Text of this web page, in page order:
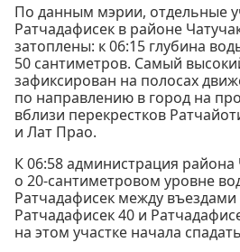
По данным мэрии, отдельные
Ратчадафисек в районе
затоплены: к 06:15 глубина
50 сантиметров. Самый
зафиксирован на полосах
по направлению в город на
вблизи перекрестков
и Лат Прао.
К 06:58 администрация
о 20-сантиметровом уровне
Ратчадафисек между
Ратчадафисек 40 и
на этом участке начала